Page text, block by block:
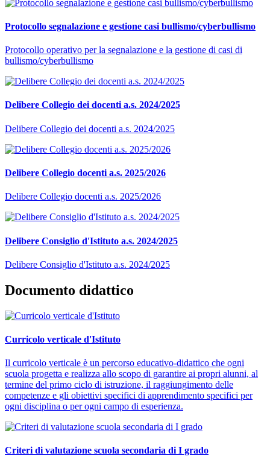
Protocollo segnalazione e gestione casi bullismo/cyberbullismo
Protocollo operativo per la segnalazione e la gestione di casi di
bullismo/cyberbullismo
Delibere Collegio dei docenti a.s. 2024/2025
Delibere Collegio dei docenti a.s. 2024/2025
Delibere Collegio docenti a.s. 2025/2026
Delibere Collegio docenti a.s. 2025/2026
Delibere Consiglio d'Istituto a.s. 2024/2025
Delibere Consiglio d'Istituto a.s. 2024/2025
Documento didattico
Curricolo verticale d'Istituto
Il curricolo verticale è un percorso educativo-didattico che ogni
scuola progetta e realizza allo scopo di garantire ai propri alunni, al
termine del primo ciclo di istruzione, il raggiungimento delle
competenze e gli obiettivi specifici di apprendimento specifici per
ogni disciplina o per ogni campo di esperienza.
Criteri di valutazione scuola secondaria di I grado